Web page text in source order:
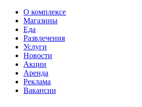
О комплексе
Магазины
Еда
Развлечения
Услуги
Новости
Акции
Аренда
Реклама
Вакансии